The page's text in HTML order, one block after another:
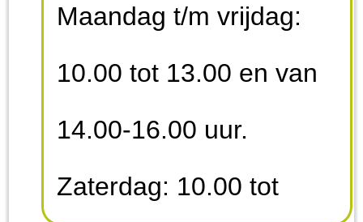
Maandag t/m vrijdag:
10.00 tot 13.00 en van
14.00-16.00 uur.
Zaterdag: 10.00 tot